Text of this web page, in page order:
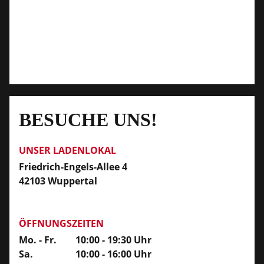
BESUCHE UNS!
UNSER LADENLOKAL
Friedrich-Engels-Allee 4
42103 Wuppertal
ÖFFNUNGSZEITEN
Mo. - Fr.
10:00 - 19:30 Uhr
Sa.
10:00 - 16:00 Uhr